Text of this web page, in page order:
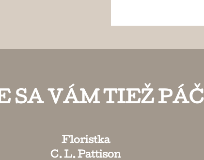
SA VÁM TIEŽ
Floristka
C. L. Pattison